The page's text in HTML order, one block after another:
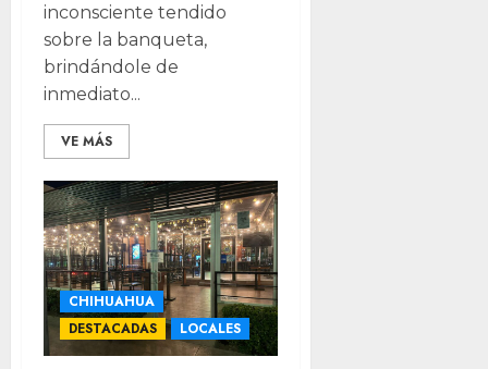
inconsciente tendido
sobre la banqueta,
brindándole de
inmediato...
VE MÁS
CHIHUAHUA
DESTACADAS
LOCALES